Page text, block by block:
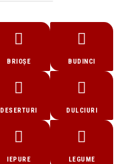
BRIOȘE BUDINCI
DESERTURI DULCIURI
IEPURE LEGUME